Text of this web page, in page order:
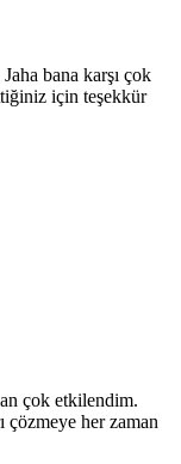
bana karşı çok
için teşekkür
çok etkilendim.
çözmeye her zaman